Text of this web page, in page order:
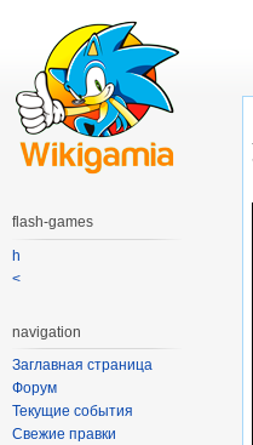
flash-games
h
<
navigation
Заглавная страница
Форум
Текущие события
Свежие правки